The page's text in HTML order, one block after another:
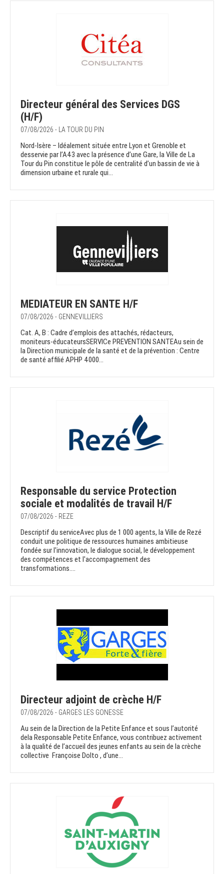
Directeur général des Services DGS
(H/F)
07/08/2026 - LA TOUR DU PIN
Nord-Isère – Idéalement située entre Lyon et Grenoble et
desservie par l’A43 avec la présence d’une Gare, la Ville de La
Tour du Pin constitue le pôle de centralité d’un bassin de vie à
dimension urbaine et rurale qui...
MEDIATEUR EN SANTE H/F
07/08/2026 - GENNEVILLIERS
Cat. A, B : Cadre d’emplois des attachés, rédacteurs,
moniteurs-éducateursSERVICe PREVENTION SANTEAu sein de
la Direction municipale de la santé et de la prévention : Centre
de santé affilié APHP 4000...
Responsable du service Protection
sociale et modalités de travail H/F
07/08/2026 - REZE
Descriptif du serviceAvec plus de 1 000 agents, la Ville de Rezé
conduit une politique de ressources humaines ambitieuse
fondée sur l'innovation, le dialogue social, le développement
des compétences et l'accompagnement des
transformations....
Directeur adjoint de crèche H/F
07/08/2026 - GARGES LES GONESSE
Au sein de la Direction de la Petite Enfance et sous l’autorité
dela Responsable Petite Enfance, vous contribuez activement
à la qualité de l’accueil des jeunes enfants au sein de la crèche
collective Françoise Dolto , d’une...